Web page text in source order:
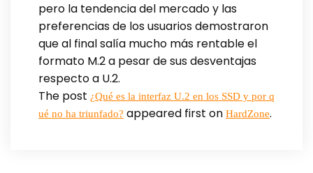
pero la tendencia del mercado y las
preferencias de los usuarios demostraron
que al final salía mucho más rentable el
formato M.2 a pesar de sus desventajas
respecto a U.2.
The post ¿Qué es la interfaz U.2 en los SSD y por q
ué no ha triunfado? appeared first on HardZone.